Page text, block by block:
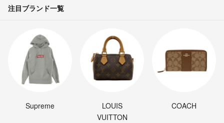
注目ブランド一覧
Supreme
LOUIS
VUITTON
COACH